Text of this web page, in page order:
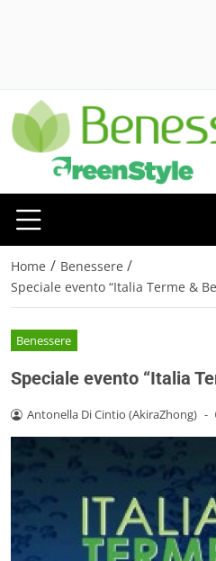
Home / Benessere /
Speciale evento “Italia Terme &
Benessere
Speciale evento “Italia
Antonella Di Cintio (AkiraZhong) -